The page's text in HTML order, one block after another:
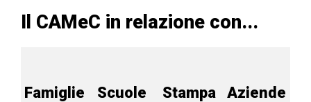
Il CAMeC in relazione con...
Famiglie Scuole Stampa Aziende